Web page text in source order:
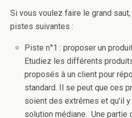
Si vous voulez faire le grand
pistes suivantes :
Piste n°1 : proposer un
Etudiez les différents
proposés à un client pour
standard. Il se peut que ces
soient des extrêmes et qu’il
solution médiane. Une partie